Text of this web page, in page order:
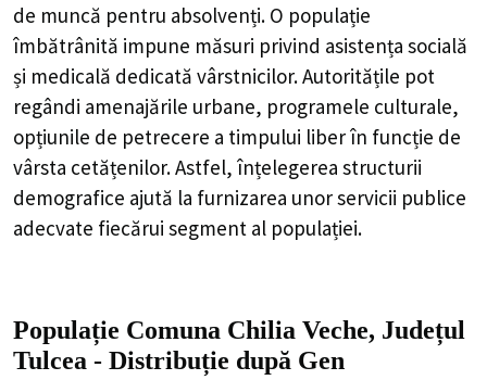
de muncă pentru absolvenți. O populație
îmbătrânită impune măsuri privind asistența socială
și medicală dedicată vârstnicilor. Autoritățile pot
regândi amenajările urbane, programele culturale,
opțiunile de petrecere a timpului liber în funcție de
vârsta cetățenilor. Astfel, înțelegerea structurii
demografice ajută la furnizarea unor servicii publice
adecvate fiecărui segment al populației.
Populație Comuna Chilia Veche, Județul
Tulcea - Distribuție după Gen